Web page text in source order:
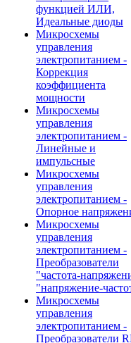
функцией ИЛИ,
Идеальные диоды
Микросхемы
управления
электропитанием -
Коррекция
коэффициента
мощности
Микросхемы
управления
электропитанием -
Линейные и
импульсные
Микросхемы
управления
электропитанием -
Опорное
Микросхемы
управления
электропитанием -
Преобразователи
"частота-
"напряжение-
Микросхемы
управления
электропитанием -
Преобразователи